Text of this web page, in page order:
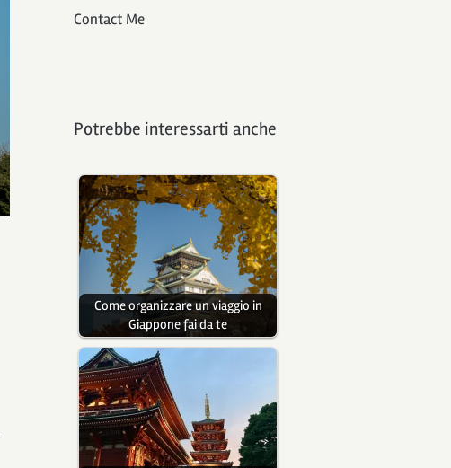
Contact Me
Potrebbe interessarti anche
Come organizzare un viaggio in
Giappone fai da te